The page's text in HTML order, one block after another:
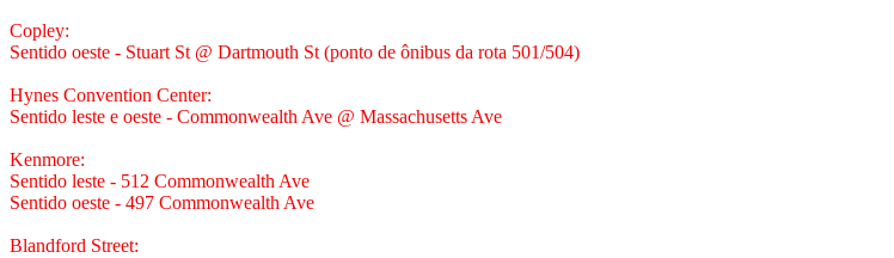
Copley:
Sentido oeste - Stuart St @ Dartmouth St (ponto de ônibus da rota 501/504)
Hynes Convention Center:
Sentido leste e oeste - Commonwealth Ave @ Massachusetts Ave
Kenmore:
Sentido leste - 512 Commonwealth Ave
Sentido oeste - 497 Commonwealth Ave
Blandford Street: